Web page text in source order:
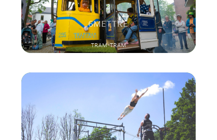
6METTRE
TRAM-TRAM